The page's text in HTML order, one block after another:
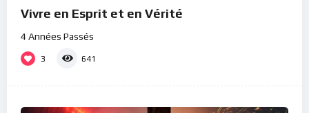
Vivre en Esprit et en Vérité
4 Années Passés
3 641